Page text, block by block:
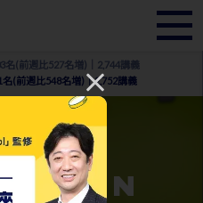
名(前週比527名増)｜2,744講義
名(前週比548名増)｜2,752講義